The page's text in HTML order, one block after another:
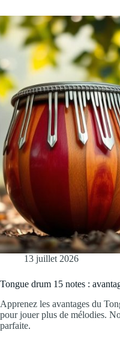
13 juillet 2026
Tongue drum 15 notes :
Apprenez les avantages du
pour jouer plus de mélodies.
parfaite.